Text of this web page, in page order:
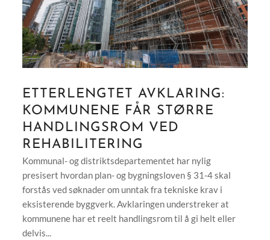
ETTERLENGTET AVKLARING:
KOMMUNENE FÅR STØRRE
HANDLINGSROM VED
REHABILITERING
Kommunal- og distriktsdepartementet har nylig
presisert hvordan plan- og bygningsloven § 31-4 skal
forstås ved søknader om unntak fra tekniske krav i
eksisterende byggverk. Avklaringen understreker at
kommunene har et reelt handlingsrom til å gi helt eller
delvis...